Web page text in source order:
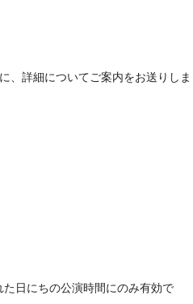
、詳細についてご案内をお送りしま
た日にちの公演時間にのみ有効で